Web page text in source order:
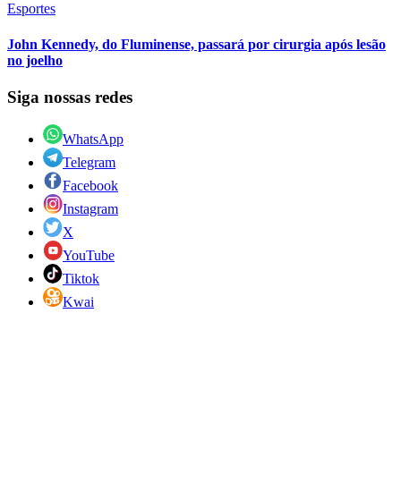
Esportes
John Kennedy, do Fluminense, passará por cirurgia após lesão
no joelho
Siga nossas redes
WhatsApp
Telegram
Facebook
Instagram
X
YouTube
Tiktok
Kwai